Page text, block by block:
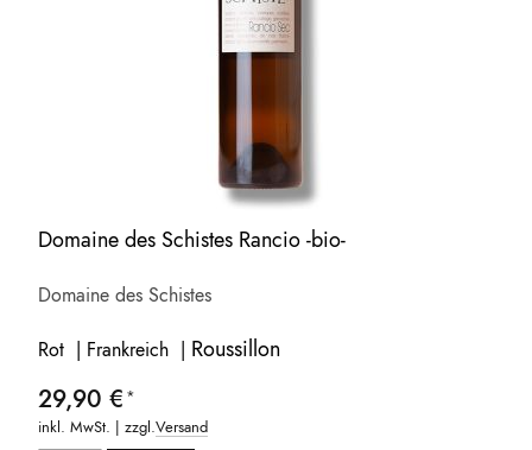
Domaine des Schistes Rancio -bio-
Domaine des Schistes
Rot | Frankreich | Roussillon
29,90 €
inkl. MwSt. | zzgl.Versand